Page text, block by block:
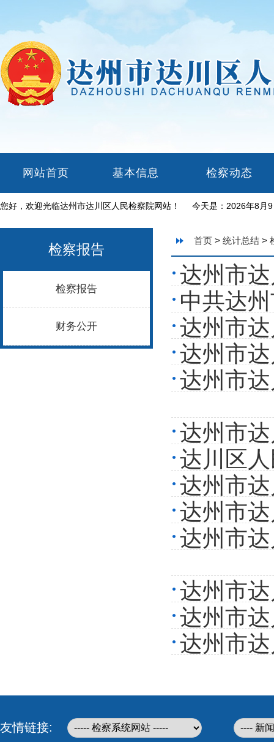
网站首页 基本信息 检察动态
您好，欢迎光临达州市达川区人民检察院网站！ 今天是： 2026年8月
检察报告
检察报告
财务公开
首页> 统计总结>
达州市
中共达
改进展情
达州市
达州市
达州市
达州市
达川区
达州市
达州市
达州市
达州市
达州市
达州市
友情链接: